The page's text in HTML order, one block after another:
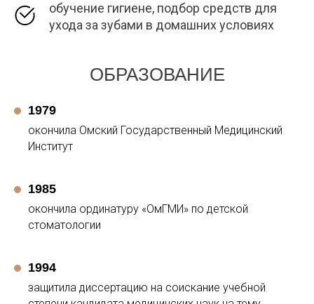
обучение гигиене, подбор средств для
ухода за зубами в домашних условиях
ОБРАЗОВАНИЕ
1979
окончила Омский Государственный Медицинский
Институт
1985
окончила ординатуру «ОмГМИ» по детской
стоматологии
1994
защитила диссертацию на соискание учебной